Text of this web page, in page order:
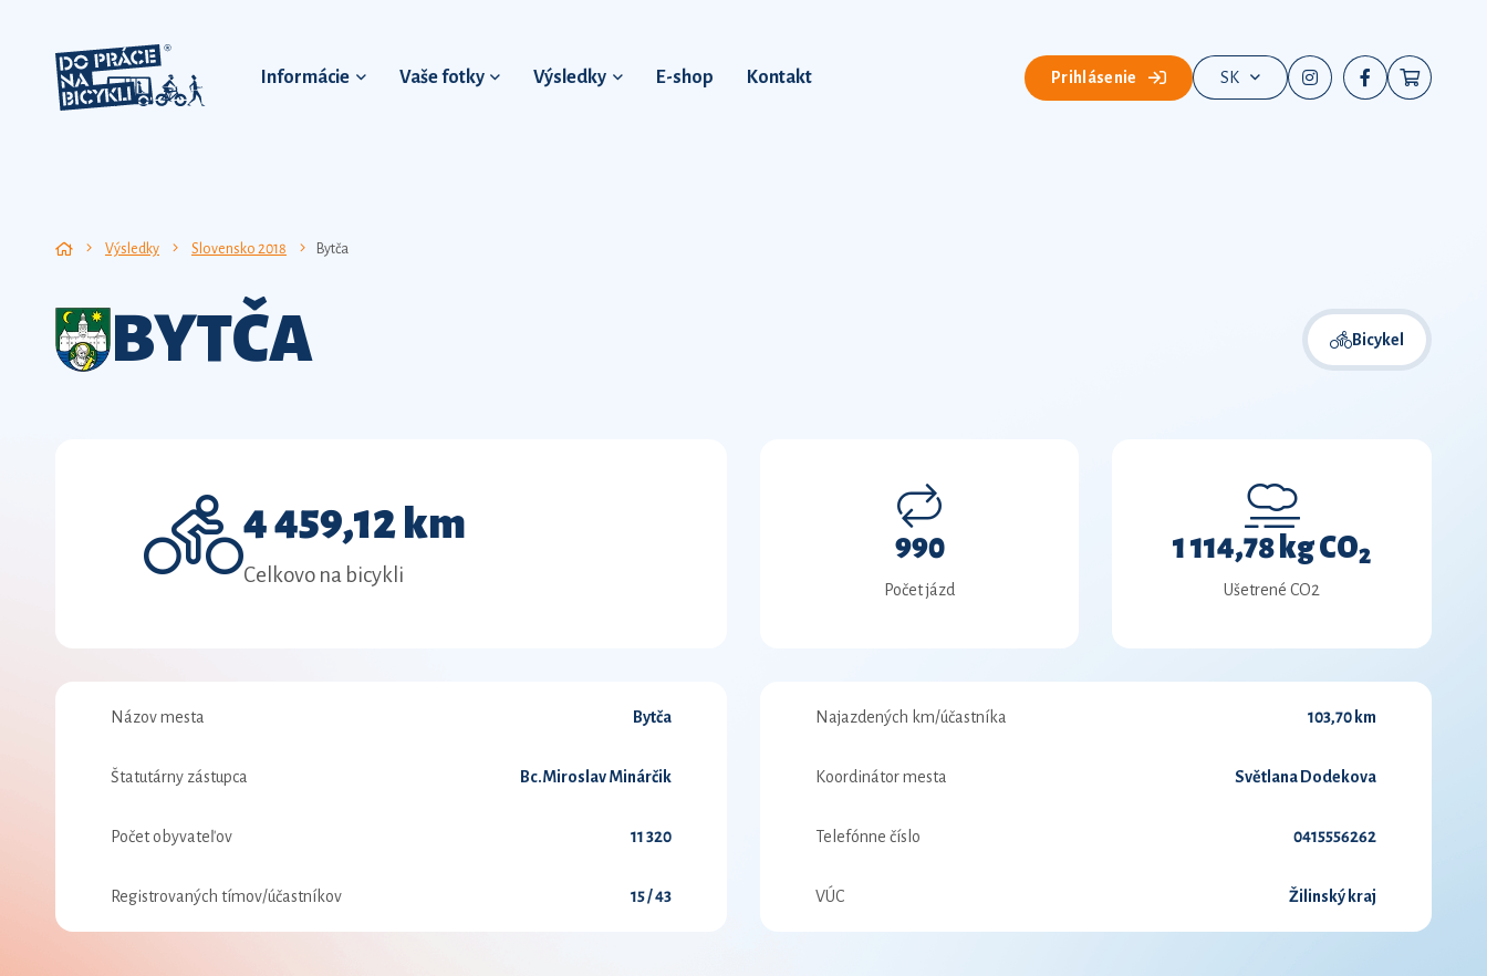
Informácie Vaše fotky Výsledky E-shop Kontakt Prihlásenie SK
Výsledky Slovensko 2018 Bytča
BYTČA Bicykel
4 459,12 km
Celkovo na bicykli
990
Počet jázd
1 114,78 kg CO2
Ušetrené CO2
Názov mesta Bytča
Štatutárny zástupca Bc.Miroslav Minárčik
Počet obyvateľov 11 320
Registrovaných tímov/účastníkov 15 / 43
Najazdených km/účastníka 103,70 km
Koordinátor mesta Světlana Dodekova
Telefónne číslo 0415556262
VÚC Žilinský kraj